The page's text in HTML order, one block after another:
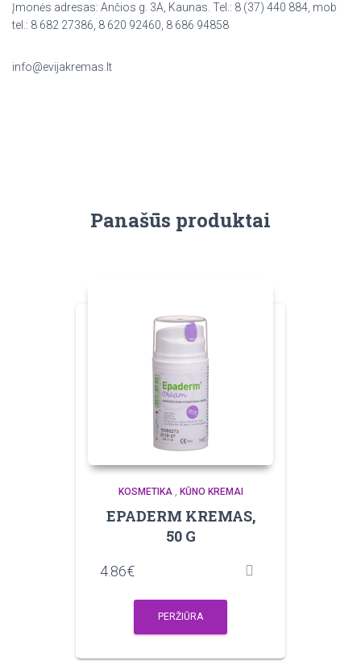
Įmonės adresas: Ančios g. 3A, Kaunas. Tel.: 8 (37) 440 884, mob
tel.: 8 682 27386, 8 620 92460, 8 686 94858
info@evijakremas.lt
Panašūs produktai
KOSMETIKA, KŪNO KREMAI
EPADERM KREMAS,
50 G
4.86€
PERŽIŪRA